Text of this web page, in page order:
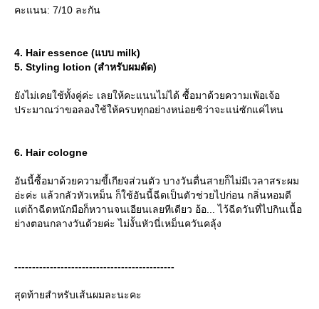
คะแนน: 7/10 ละกัน
4. Hair essence (แบบ milk)
5. Styling lotion (สำหรับผมดัด)
ังไม่เคยใช้ทั้งคู่ค่ะ เลยให้คะแนนไม่ได้ ซื้อมาด้วยความเพ้อเจ้อ
ประมาณว่าขอลองใช้ให้ครบทุกอย่างหน่อยซิว่าจะแน่ซักแค่ไหน
6. Hair cologne
อันนี้ซื้อมาด้วยความขี้เกียจส่วนตัว บางวันตื่นสายก็ไม่มีเวลาสระผม
อ่ะค่ะ แล้วกลัวหัวเหม็น ก็ใช้อันนี้ฉีดเป็นตัวช่วยไปก่อน กลิ่นหอมดี
ต่ถ้าฉีดหนักมือก็หวานจนเอียนเลยทีเดียว อ้อ... ไว้ฉีดวันที่ไปกินเนื้อ
่างตอนกลางวันด้วยค่ะ ไม่งั้นหัวนี่เหม็นควันคลุ้ง
---------------------------------------------
สุดท้ายสำหรับเส้นผมละนะคะ